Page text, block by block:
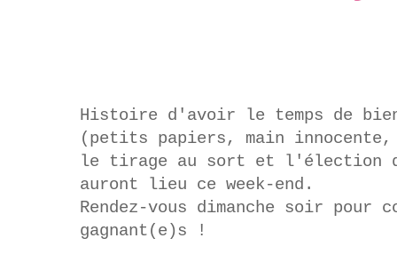
Histoire d'avoir le temps de
(petits papiers, main
le tirage au sort et l'élection
auront lieu ce week-end.
Rendez-vous dimanche soir pour
gagnant(e)s !